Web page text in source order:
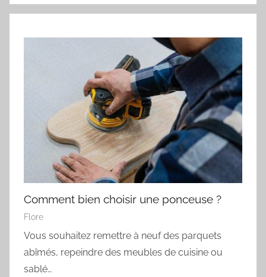
Comment bien choisir une ponceuse ?
Flore
Vous souhaitez remettre à neuf des parquets
abîmés, repeindre des meubles de cuisine ou
sablé…